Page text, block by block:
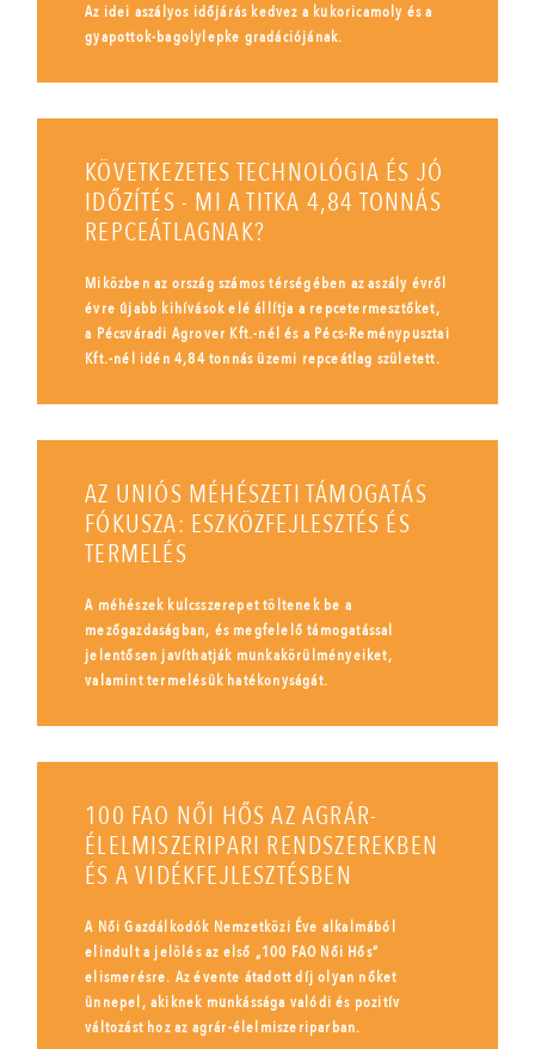
Az idei aszályos időjárás kedvez a kukoricamoly és a
gyapottok-bagolylepke gradációjának.
KÖVETKEZETES TECHNOLÓGIA ÉS JÓ
IDŐZÍTÉS - MI A TITKA 4,84 TONNÁS
REPCEÁTLAGNAK?
Miközben az ország számos térségében az aszály évről
évre újabb kihívások elé állítja a repcetermesztőket,
a Pécsváradi Agrover Kft.-nél és a Pécs-Reménypusztai
Kft.-nél idén 4,84 tonnás üzemi repceátlag született.
AZ UNIÓS MÉHÉSZETI TÁMOGATÁS
FÓKUSZA: ESZKÖZFEJLESZTÉS ÉS
TERMELÉS
A méhészek kulcsszerepet töltenek be a
mezőgazdaságban, és megfelelő támogatással
jelentősen javíthatják munkakörülményeiket,
valamint termelésük hatékonyságát.
100 FAO NŐI HŐS AZ AGRÁR-
ÉLELMISZERIPARI RENDSZEREKBEN
ÉS A VIDÉKFEJLESZTÉSBEN
A Női Gazdálkodók Nemzetközi Éve alkalmából
elindult a jelölés az első „100 FAO Női Hős”
elismerésre. Az évente átadott díj olyan nőket
ünnepel, akiknek munkássága valódi és pozitív
változást hoz az agrár-élelmiszeriparban.